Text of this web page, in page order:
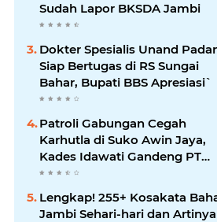
Sudah Lapor BKSDA Jambi
Dokter Spesialis Unand Padang
Siap Bertugas di RS Sungai
Bahar, Bupati BBS Apresiasi`
Patroli Gabungan Cegah
Karhutla di Suko Awin Jaya,
Kades Idawati Gandeng PT
BBB-S, TNI dan BPD
Lengkap! 255+ Kosakata
Jambi Sehari-hari dan Artinya